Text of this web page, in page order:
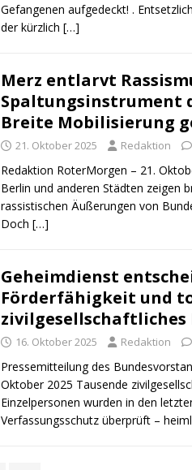
Gefangenen aufgedeckt! .
der kürzlich […]
Merz entlarvt
Spaltungsinstrument
Breite Mobilisierung
21. Oktober 2025 Redaktion
Redaktion RoterMorgen – 21.
Berlin und anderen Städten zeigen
rassistischen Äußerungen von
Doch […]
Geheimdienst
Förderfähigkeit und
zivilgesellschaftliches
16. Oktober 2025 Redaktion
Pressemitteilung des
Oktober 2025 Tausende
Einzelpersonen wurden in den
Verfassungsschutz überprüft –